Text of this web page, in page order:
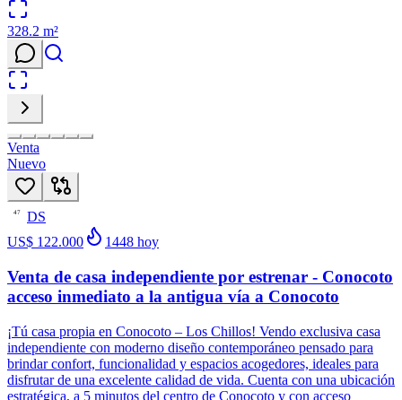
328.2 m²
Venta
Nuevo
47
DS
US$ 122.000
1448 hoy
Venta de casa independiente por estrenar - Conocoto
acceso inmediato a la antigua vía a Conocoto
¡Tú casa propia en Conocoto – Los Chillos! Vendo exclusiva casa
independiente con moderno diseño contemporáneo pensado para
brindar confort, funcionalidad y espacios acogedores, ideales para
disfrutar de una excelente calidad de vida. Cuenta con una ubicación
estratégica, a 5 minutos del centro de Conocoto y con acceso